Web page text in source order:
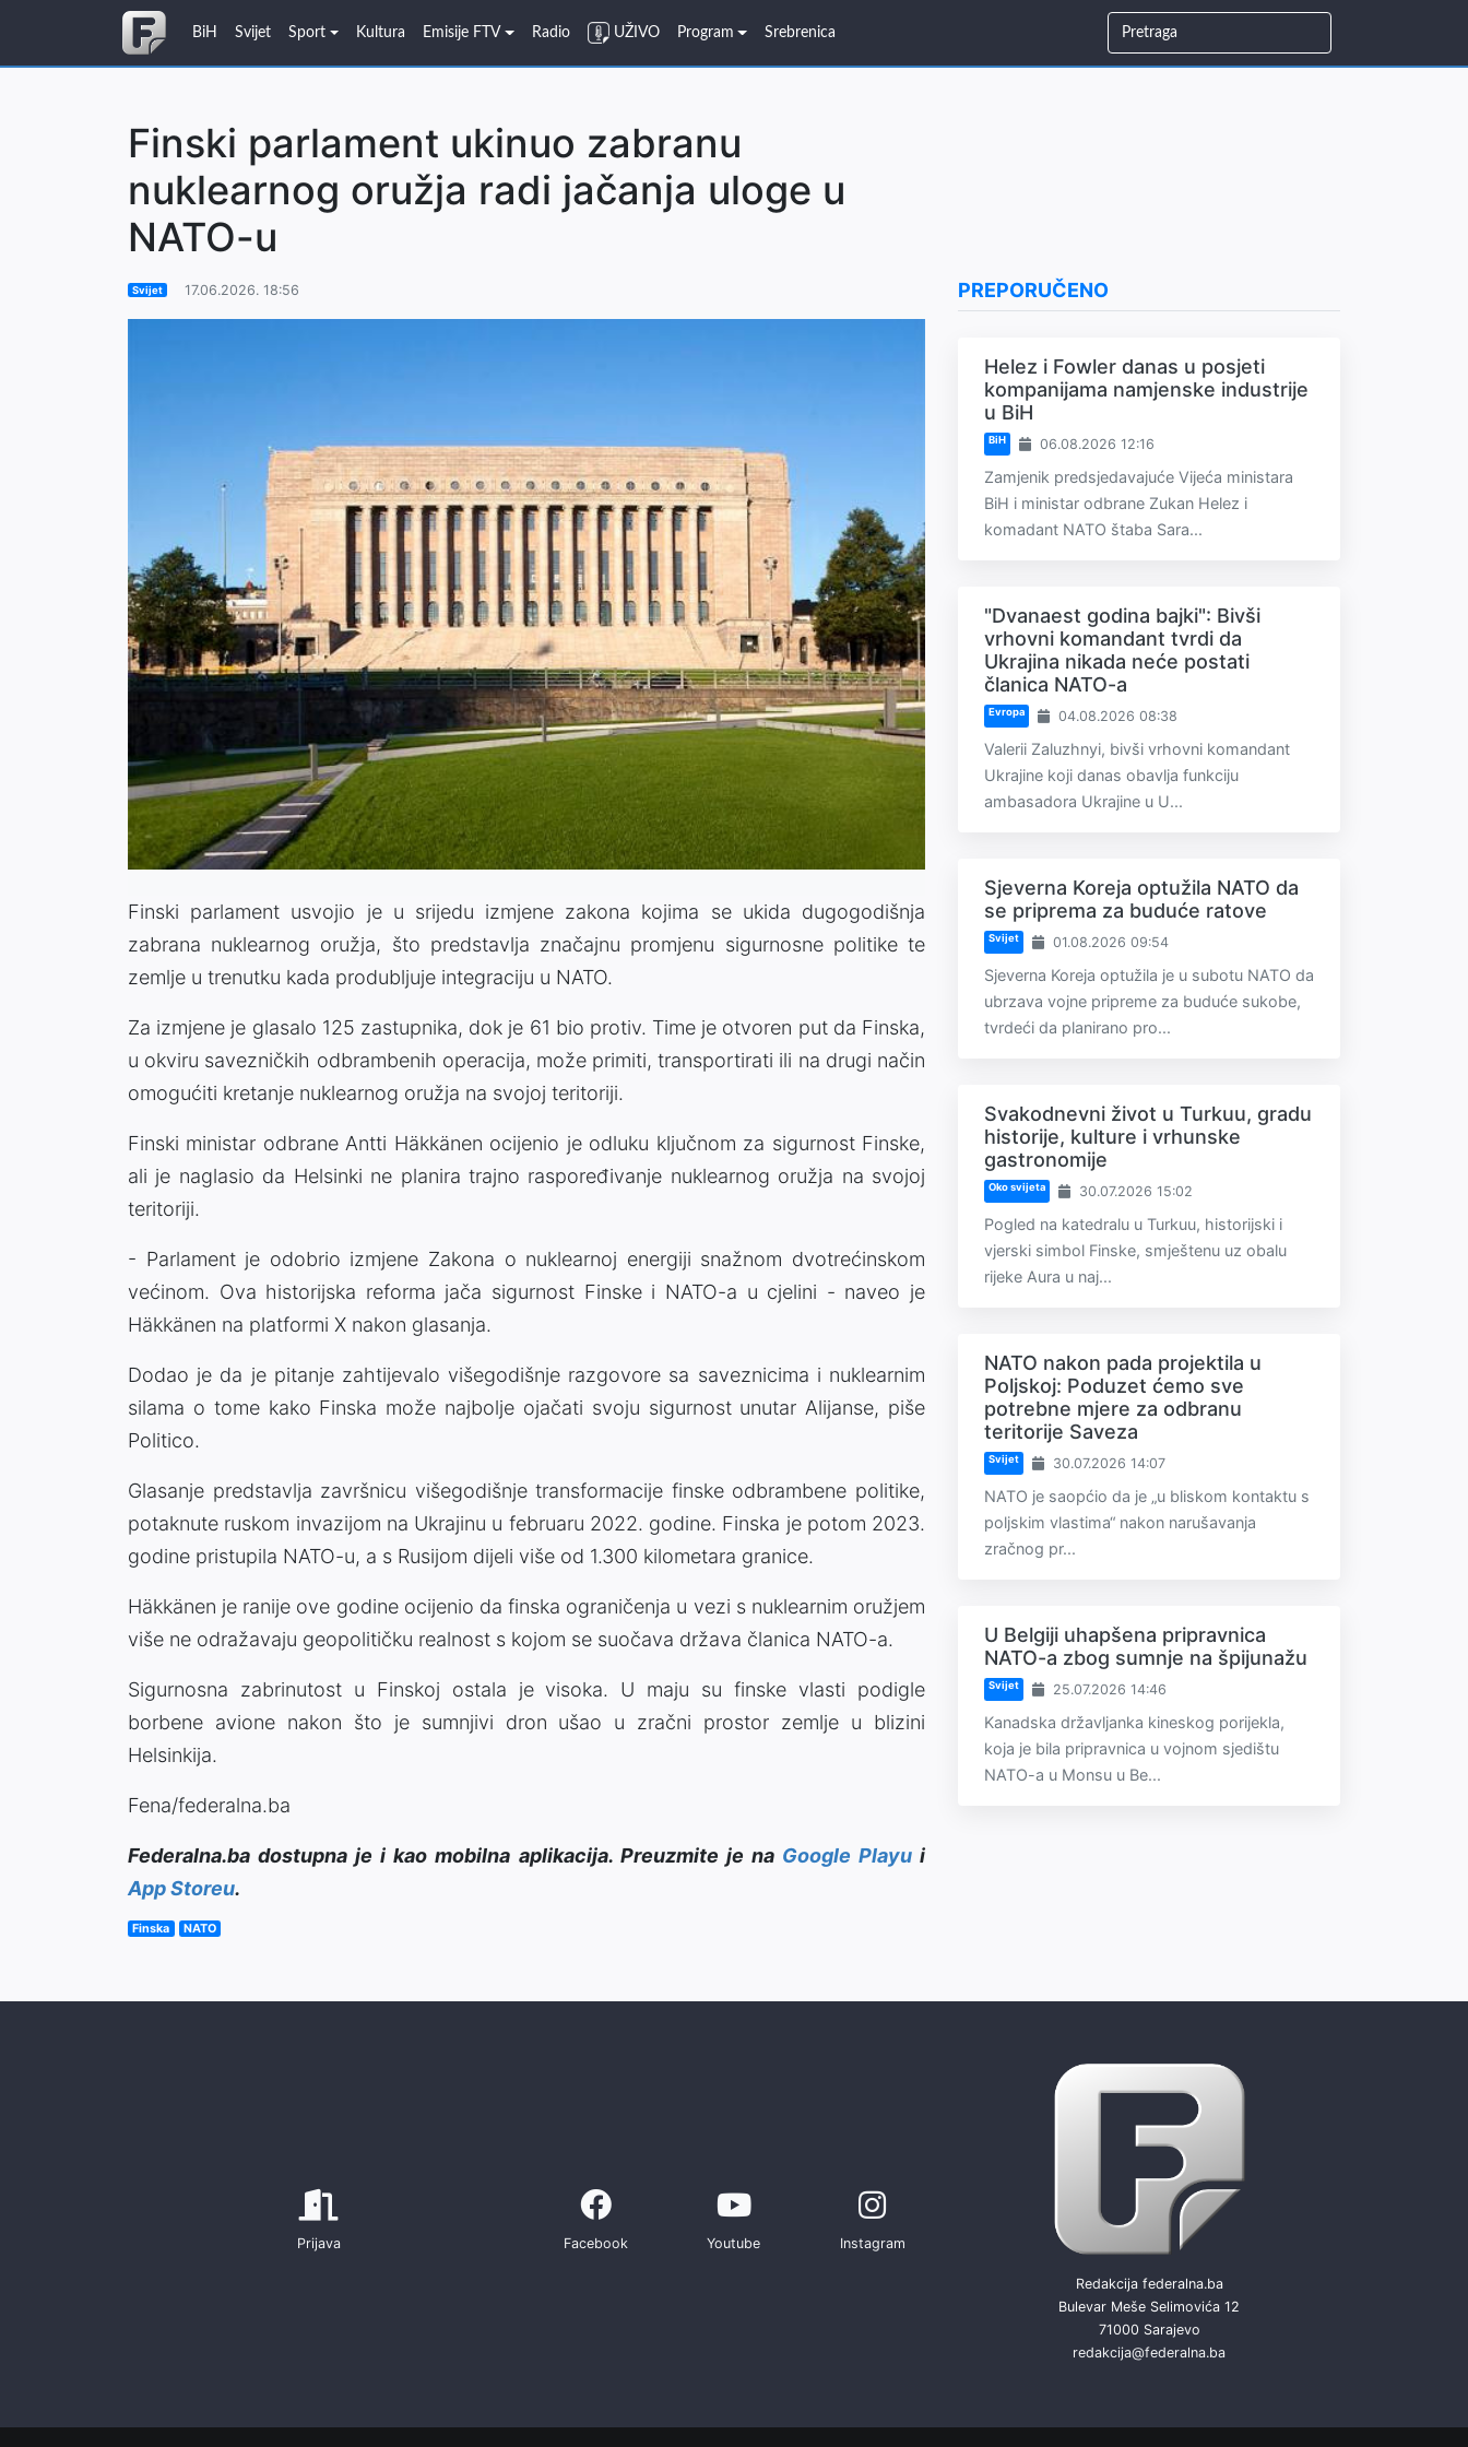
BiH Svijet Sport Kultura Emisije FTV Radio UŽIVO Program Srebrenica
Finski parlament ukinuo zabranu
nuklearnog oružja radi jačanja uloge u
NATO-u
Svijet 17.06.2026. 18:56
Finski parlament usvojio je u srijedu izmjene zakona kojima se ukida dugogodišnja
zabrana nuklearnog oružja, što predstavlja značajnu promjenu sigurnosne politike te
zemlje u trenutku kada produbljuje integraciju u NATO.
Za izmjene je glasalo 125 zastupnika, dok je 61 bio protiv. Time je otvoren put da Finska,
u okviru savezničkih odbrambenih operacija, može primiti, transportirati ili na drugi način
omogućiti kretanje nuklearnog oružja na svojoj teritoriji.
Finski ministar odbrane Antti Häkkänen ocijenio je odluku ključnom za sigurnost Finske,
ali je naglasio da Helsinki ne planira trajno raspoređivanje nuklearnog oružja na svojoj
teritoriji.
- Parlament je odobrio izmjene Zakona o nuklearnoj energiji snažnom dvotrećinskom
većinom. Ova historijska reforma jača sigurnost Finske i NATO-a u cjelini - naveo je
Häkkänen na platformi X nakon glasanja.
Dodao je da je pitanje zahtijevalo višegodišnje razgovore sa saveznicima i nuklearnim
silama o tome kako Finska može najbolje ojačati svoju sigurnost unutar Alijanse, piše
Politico.
Glasanje predstavlja završnicu višegodišnje transformacije finske odbrambene politike,
potaknute ruskom invazijom na Ukrajinu u februaru 2022. godine. Finska je potom 2023.
godine pristupila NATO-u, a s Rusijom dijeli više od 1.300 kilometara granice.
Häkkänen je ranije ove godine ocijenio da finska ograničenja u vezi s nuklearnim oružjem
više ne odražavaju geopolitičku realnost s kojom se suočava država članica NATO-a.
Sigurnosna zabrinutost u Finskoj ostala je visoka. U maju su finske vlasti podigle
borbene avione nakon što je sumnjivi dron ušao u zračni prostor zemlje u blizini
Helsinkija.
Fena/federalna.ba
Federalna.ba dostupna je i kao mobilna aplikacija. Preuzmite je na Google Playui
App Storeu.
Finska NATO
PREPORUČENO
Helez i Fowler danas u posjeti
kompanijama namjenske industrije
u BiH
BiH 06.08.2026 12:16
Zamjenik predsjedavajuće Vijeća ministara
BiH i ministar odbrane Zukan Helez i
komadant NATO štaba Sara...
"Dvanaest godina bajki": Bivši
vrhovni komandant tvrdi da
Ukrajina nikada neće postati
članica NATO-a
Evropa 04.08.2026 08:38
Valerii Zaluzhnyi, bivši vrhovni komandant
Ukrajine koji danas obavlja funkciju
ambasadora Ukrajine u U...
Sjeverna Koreja optužila NATO da
se priprema za buduće ratove
Svijet 01.08.2026 09:54
Sjeverna Koreja optužila je u subotu NATO da
ubrzava vojne pripreme za buduće sukobe,
tvrdeći da planirano pro...
Svakodnevni život u Turkuu, gradu
historije, kulture i vrhunske
gastronomije
Oko svijeta 30.07.2026 15:02
Pogled na katedralu u Turkuu, historijski i
vjerski simbol Finske, smještenu uz obalu
rijeke Aura u naj...
NATO nakon pada projektila u
Poljskoj: Poduzet ćemo sve
potrebne mjere za odbranu
teritorije Saveza
Svijet 30.07.2026 14:07
NATO je saopćio da je „u bliskom kontaktu s
poljskim vlastima“ nakon narušavanja
zračnog pr...
U Belgiji uhapšena pripravnica
NATO-a zbog sumnje na špijunažu
Svijet 25.07.2026 14:46
Kanadska državljanka kineskog porijekla,
koja je bila pripravnica u vojnom sjedištu
NATO-a u Monsu u Be...
Prijava Facebook Youtube Instagram
Redakcija federalna.ba
Bulevar Meše Selimovića 12
71000 Sarajevo
redakcija@federalna.ba